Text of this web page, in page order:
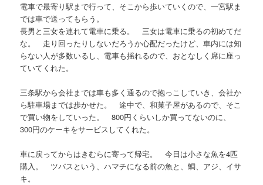
電車で最寄り駅まで行って、そこから歩いていくので、一宮駅ま
では車で送ってもらう。
長男と三女を連れて電車に乗る。 三女は電車に乗るの初めてだ
な。 走り回ったりしないだろうか心配だったけど、車内には知
らない人が多数いるし、電車も揺れるので、おとなしく席に座っ
ていてくれた。
三条駅から会社までは車も多く通るので抱っこしていき、会社か
ら駐車場までは歩かせた。 途中で、和菓子屋があるので、そこ
で買い物をしていった。 800円くらいしか買ってないのに、
300円のケーキをサービスしてくれた。
車に戻ってからはきむらに寄って帰宅。 今日は小さな魚を4匹
購入。 ツバスという、ハマチになる前の魚と、鯛、アジ、イサ
キ。